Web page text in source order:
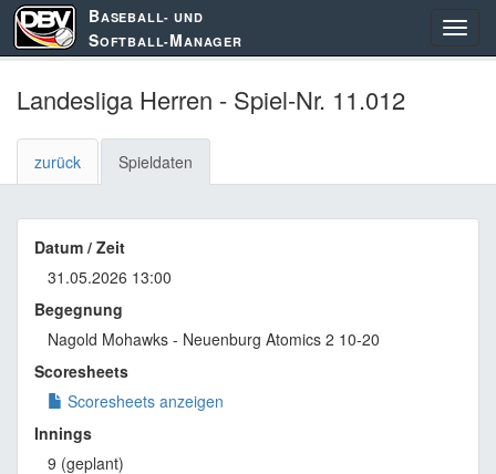
BASEBALL- UND
SOFTBALL-MANAGER
Landesliga Herren - Spiel-Nr. 11.012
zurück Spieldaten
Datum / Zeit
31.05.2026 13:00
Begegnung
Nagold Mohawks - Neuenburg Atomics 2 10-20
Scoresheets
Scoresheets anzeigen
Innings
9 (geplant)